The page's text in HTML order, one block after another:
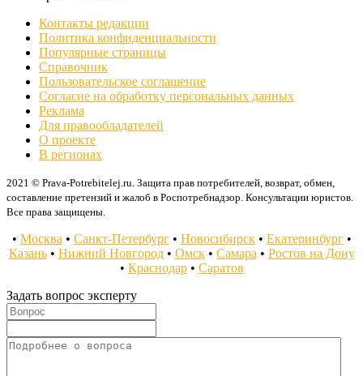
Контакты редакции
Политика конфиденциальности
Популярные страницы
Справочник
Пользовательское соглашение
Согласие на обработку персональных данных
Реклама
Для правообладателей
О проекте
В регионах
2021 © Prava-Potrebitelej.ru. Защита прав потребителей, возврат, обмен,
составление претензий и жалоб в Роспотребнадзор. Консультации юристов.
Все права защищены.
• Москва • Санкт-Петербург• Новосибирск• Екатеринбург•
Казань• Нижний Новгород• Омск• Самара • Ростов на Дону
• Краснодар• Саратов
Задать вопрос эксперту